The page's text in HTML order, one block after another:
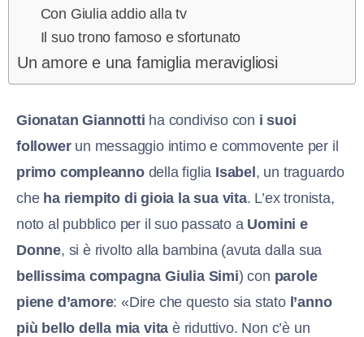
Con Giulia addio alla tv
Il suo trono famoso e sfortunato
Un amore e una famiglia meravigliosi
Gionatan Giannotti ha condiviso con i suoi
followerun messaggio intimo e commovente per il
primo compleannodella figlia Isabel, un traguardo
che ha riempito di gioia la sua vita. L’ex tronista,
noto al pubblico per il suo passato a Uomini e
Donne, si è rivolto alla bambina (avuta dalla sua
bellissima compagna Giulia Simi) con parole
piene d’amore: «Dire che questo sia stato l’anno
più bello della mia vita è riduttivo. Non c’è un